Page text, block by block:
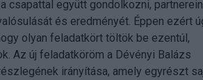
csapattal együtt gondolkozni,
és eredményét. Éppen ezért
olyan feladatkört töltök be ezentúl,
Az új feladatköröm a Dévényi Balázs
irányítása, amely egyrészt